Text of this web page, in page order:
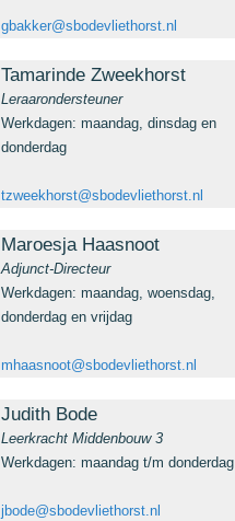
gbakker@sbodevliethorst.nl
Tamarinde Zweekhorst
Leraarondersteuner
Werkdagen: maandag, dinsdag en
donderdag
tzweekhorst@sbodevliethorst.nl
Maroesja Haasnoot
Adjunct-Directeur
Werkdagen: maandag, woensdag,
donderdag en vrijdag
mhaasnoot@sbodevliethorst.nl
Judith Bode
Leerkracht Middenbouw 3
Werkdagen: maandag t/m donderdag
jbode@sbodevliethorst.nl